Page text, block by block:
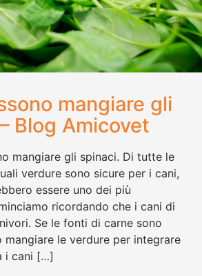
mangiare gli
Blog Amicovet
mangiare gli spinaci. Di tutte le
verdure sono sicure per i cani,
essere uno dei più
ricordando che i cani di
Se le fonti di carne sono
mangiare le verdure per integrare
i cani […]